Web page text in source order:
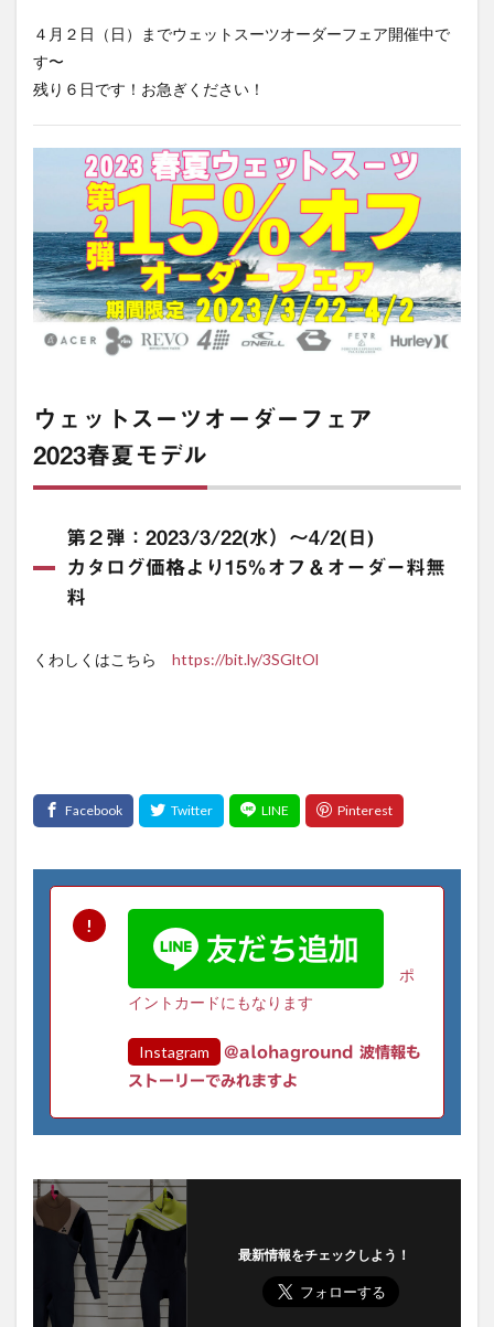
４月２日（日）までウェットスーツオーダーフェア開催中で
す〜
残り６日です！お急ぎください！
ウェットスーツオーダーフェア
2023春夏モデル
第２弾：2023/3/22(水）〜4/2(日)
カタログ価格より15％オフ＆オーダー料無
料
くわしくはこちら https://bit.ly/3SGltOl
ポ
イントカードにもなります
Instagram
@alohaground 波情報も
ストーリーでみれますよ
最新情報をチェックしよう！